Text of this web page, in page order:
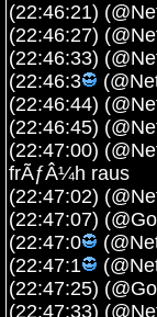
(22:46:21)
(22:46:27)
(22:46:33)
(22:46:3
(22:46:44)
(22:46:45)
(22:47:00)
frÃƒÂ¼h raus
(22:47:02)
(22:47:07)
(22:47:0
(22:47:1
(22:47:25)
(22:47:33)